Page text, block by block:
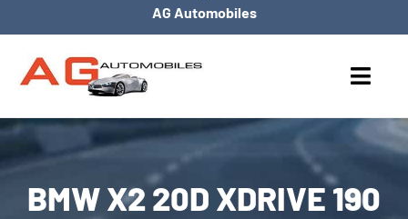
AG Automobiles
ACCUEIL
NOS VÉHICULES
BMW X2 20D XDRIVE 190